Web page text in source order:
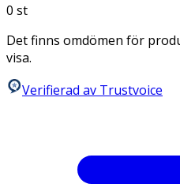
0 st
Det finns omdömen för
visa.
Verifierad av Trustvoice